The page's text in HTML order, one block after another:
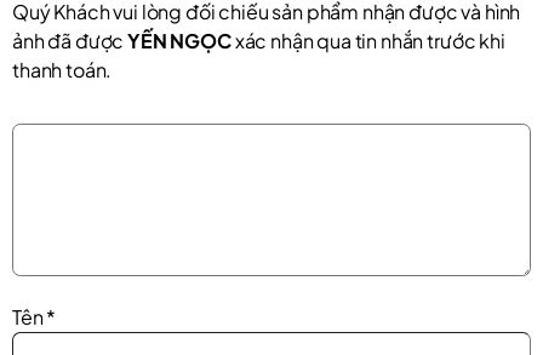
Quý Khách vui lòng đối chiếu sản phẩm nhận được và hình
ảnh đã đượcYẾN NGỌCxác nhận qua tin nhắn trước khi
thanh toán.
Tên*